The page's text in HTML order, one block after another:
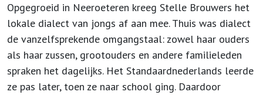
Opgegroeid in Neeroeteren kreeg Stelle Brouwers het
lokale dialect van jongs af aan mee. Thuis was dialect
de vanzelfsprekende omgangstaal: zowel haar ouders
als haar zussen, grootouders en andere familieleden
spraken het dagelijks. Het Standaardnederlands leerde
ze pas later, toen ze naar school ging. Daardoor